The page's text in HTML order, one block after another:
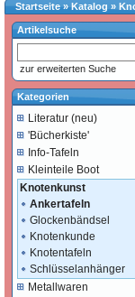
Startseite»Katalog »
Artikelsuche
zur erweiterten Suche
Kategorien
Literatur (neu)
'Bücherkiste'
Info-Tafeln
Kleinteile Boot
Knotenkunst
Ankertafeln
Glockenbändsel
Knotenkunde
Knotentafeln
Schlüsselanhänger
Metallwaren